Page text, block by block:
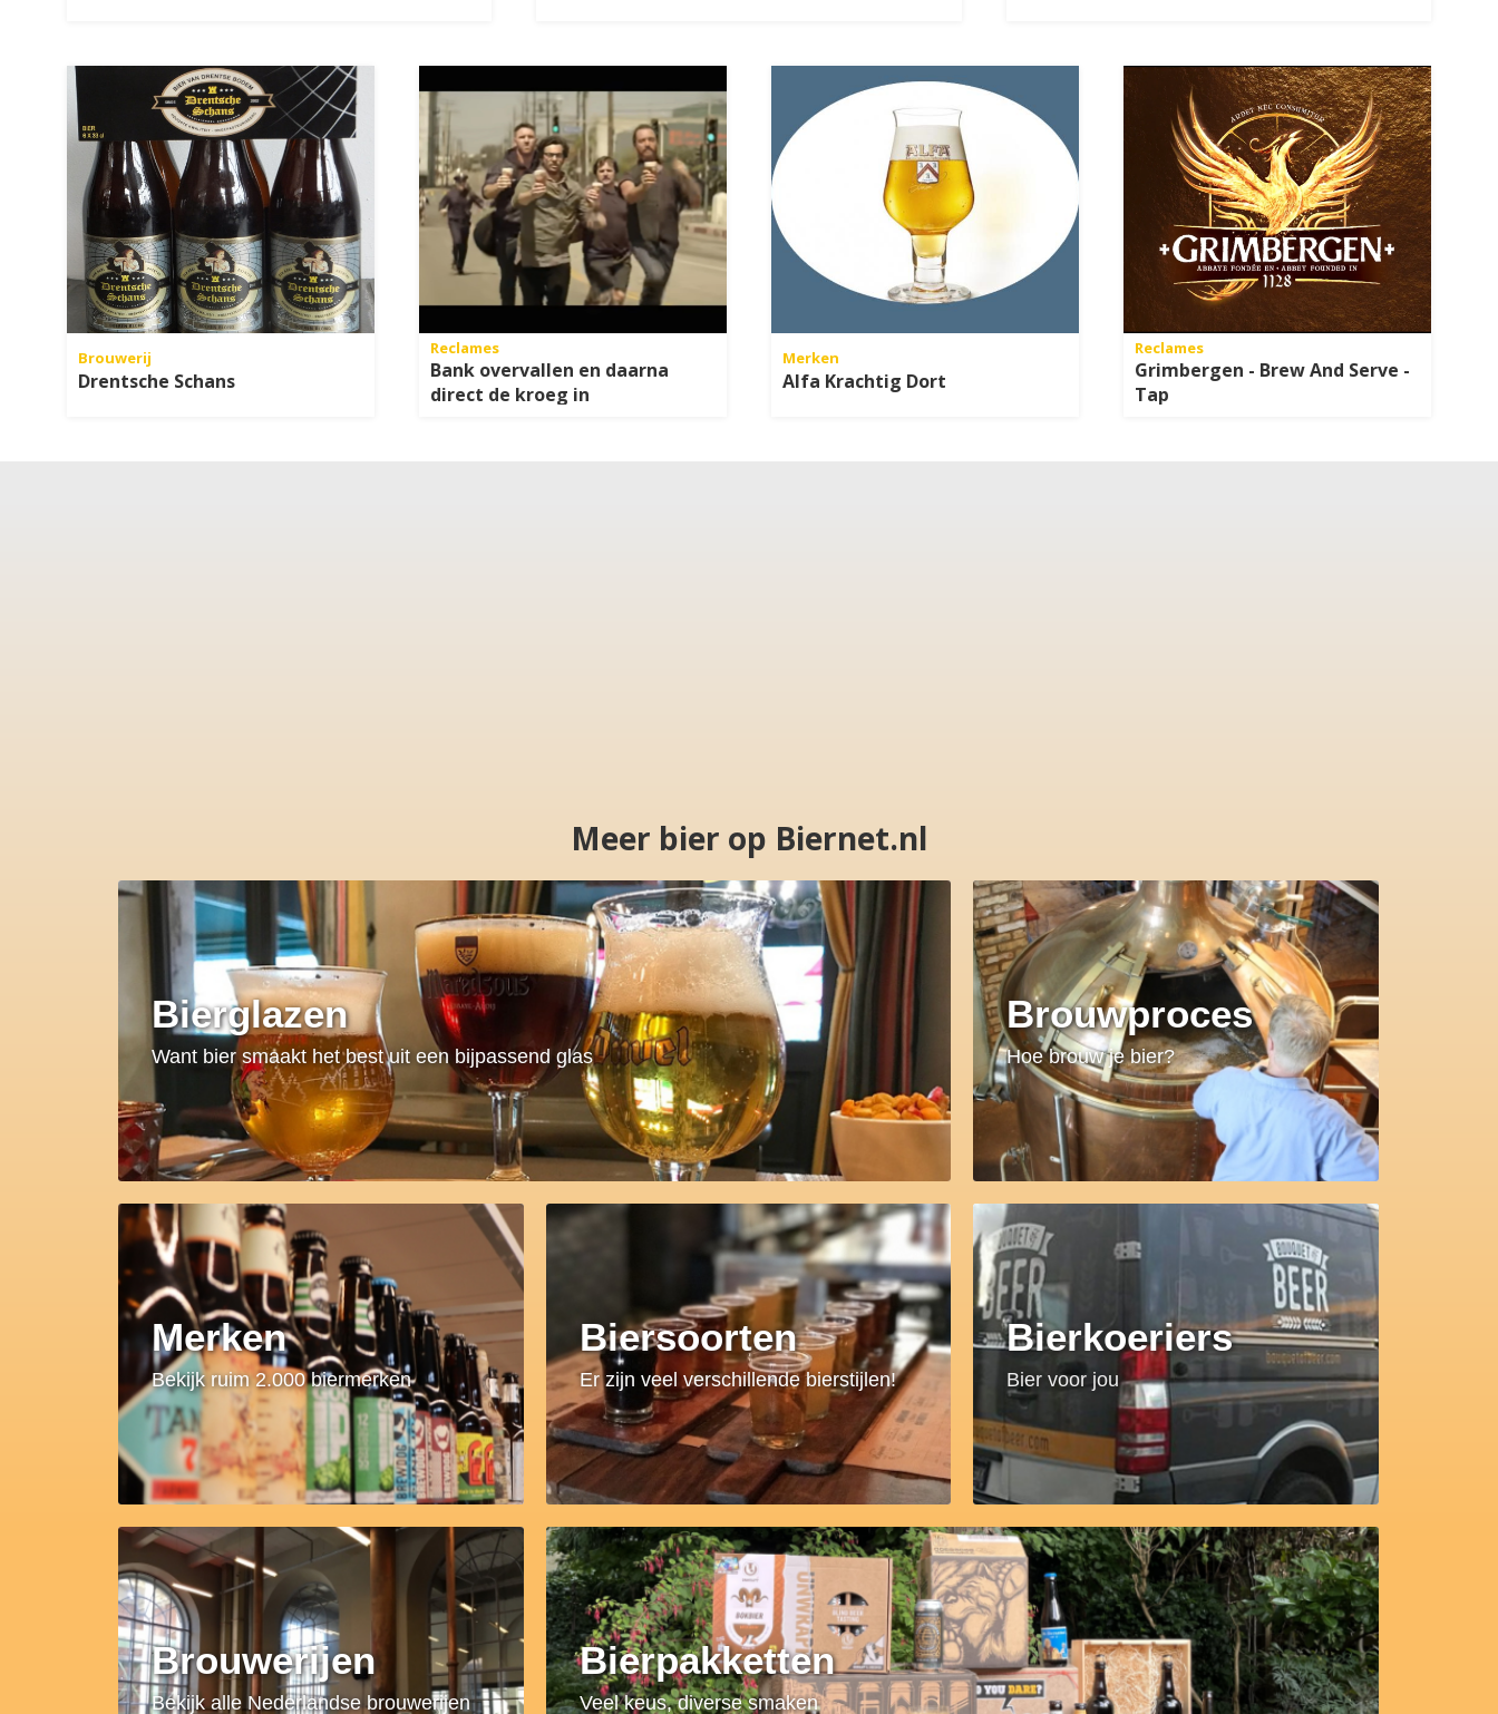
Brouwerij
Drentsche Schans
Reclames
Bank overvallen en daarna
direct de kroeg in
Merken
Alfa Krachtig Dort
Reclames
Grimbergen - Brew And Serve -
Tap
Meer bier op Biernet.nl
Bierglazen
Want bier smaakt het best uit een bijpassend glas
Brouwproces
Hoe brouw je bier?
Merken
Bekijk ruim 2.000 biermerken
Biersoorten
Er zijn veel verschillende bierstijlen!
Bierkoeriers
Bier voor jou
Brouwerijen
Bekijk alle Nederlandse brouwerijen
Bierpakketten
Veel keus, diverse smaken